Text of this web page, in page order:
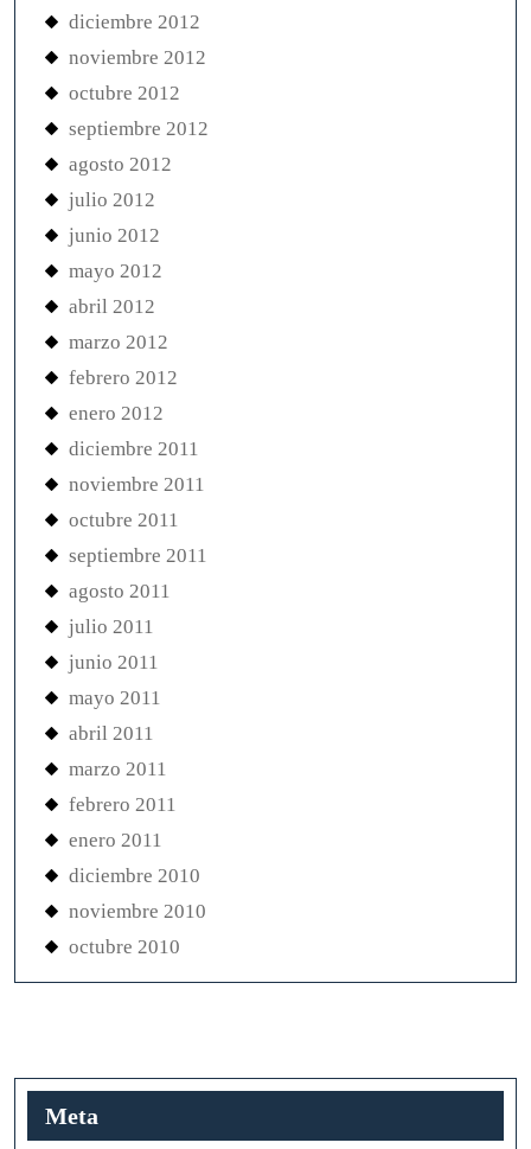
diciembre 2012
noviembre 2012
octubre 2012
septiembre 2012
agosto 2012
julio 2012
junio 2012
mayo 2012
abril 2012
marzo 2012
febrero 2012
enero 2012
diciembre 2011
noviembre 2011
octubre 2011
septiembre 2011
agosto 2011
julio 2011
junio 2011
mayo 2011
abril 2011
marzo 2011
febrero 2011
enero 2011
diciembre 2010
noviembre 2010
octubre 2010
Meta